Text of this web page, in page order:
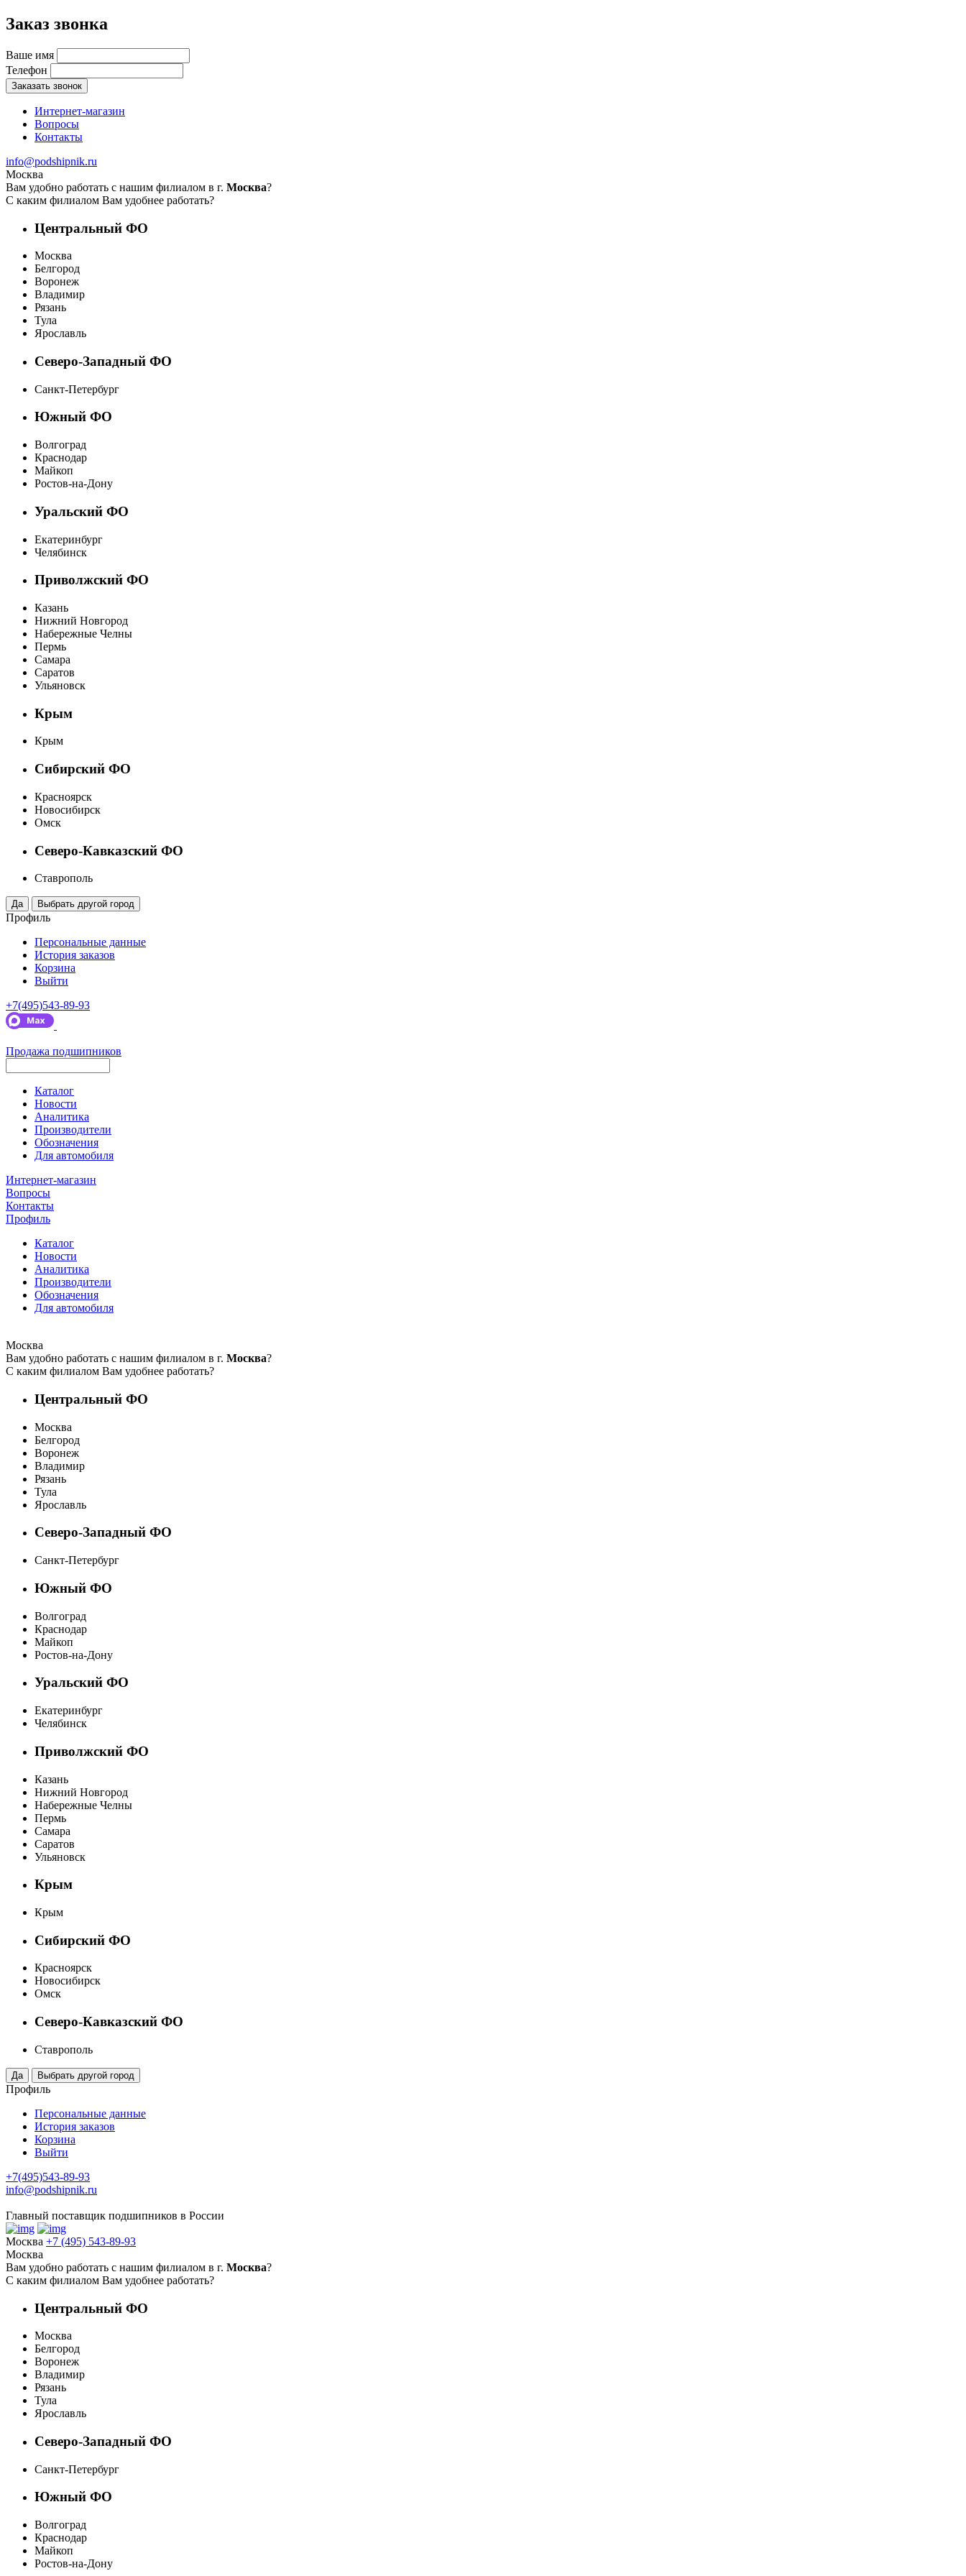
Заказ звонка
Ваше имя
Телефон
Заказать звонок
Интернет-магазин
Вопросы
Контакты
info@podshipnik.ru
Москва
Вам удобно работать с нашим филиалом в г. Москва?
С каким филиалом Вам удобнее работать?
Центральный ФО
Москва
Белгород
Воронеж
Владимир
Рязань
Тула
Ярославль
Северо-Западный ФО
Санкт-Петербург
Южный ФО
Волгоград
Краснодар
Майкоп
Ростов-на-Дону
Уральский ФО
Екатеринбург
Челябинск
Приволжский ФО
Казань
Нижний Новгород
Набережные Челны
Пермь
Самара
Саратов
Ульяновск
Крым
Крым
Сибирский ФО
Красноярск
Новосибирск
Омск
Северо-Кавказский ФО
Ставрополь
Профиль
Персональные данные
История заказов
Корзина
Выйти
+7(495)543-89-93
Продажа подшипников
Каталог
Новости
Аналитика
Производители
Обозначения
Для автомобиля
Интернет-магазин
Вопросы
Контакты
Профиль
Каталог
Новости
Аналитика
Производители
Обозначения
Для автомобиля
Москва
Вам удобно работать с нашим филиалом в г. Москва?
С каким филиалом Вам удобнее работать?
Центральный ФО
Москва
Белгород
Воронеж
Владимир
Рязань
Тула
Ярославль
Северо-Западный ФО
Санкт-Петербург
Южный ФО
Волгоград
Краснодар
Майкоп
Ростов-на-Дону
Уральский ФО
Екатеринбург
Челябинск
Приволжский ФО
Казань
Нижний Новгород
Набережные Челны
Пермь
Самара
Саратов
Ульяновск
Крым
Крым
Сибирский ФО
Красноярск
Новосибирск
Омск
Северо-Кавказский ФО
Ставрополь
Профиль
Персональные данные
История заказов
Корзина
Выйти
+7(495)543-89-93
info@podshipnik.ru
Главный поставщик подшипников в России
Москва +7 (495) 543-89-93
Москва
Вам удобно работать с нашим филиалом в г. Москва?
С каким филиалом Вам удобнее работать?
Центральный ФО
Москва
Белгород
Воронеж
Владимир
Рязань
Тула
Ярославль
Северо-Западный ФО
Санкт-Петербург
Южный ФО
Волгоград
Краснодар
Майкоп
Ростов-на-Дону